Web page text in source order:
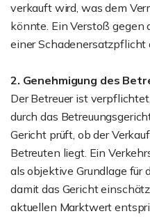
verkauft wird, was dem
könnte. Ein Verstoß
einer Schadenersatzpflicht
2. Genehmigung des
Der Betreuer ist
durch das
Gericht prüft, ob der
Betreuten liegt. Ein
als objektive Grundlage für
damit das Gericht
aktuellen Marktwert